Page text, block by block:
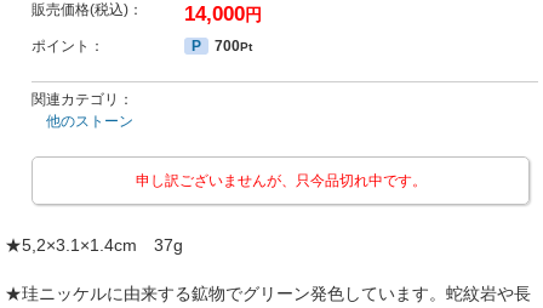
販売価格(税込)： 14,000円
ポイント： P 700Pt
関連カテゴリ：
他のストーン
申し訳ございませんが、只今品切れ中です。
★5,2×3.1×1.4cm 37g
★珪ニッケルに由来する鉱物でグリーン発色しています。蛇紋岩や長